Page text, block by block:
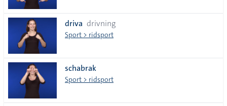
driva drivning
Sport > ridsport
schabrak
Sport > ridsport